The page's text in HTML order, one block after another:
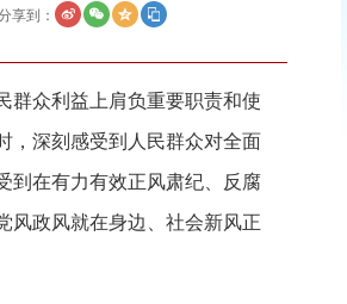
享到：
群众利益上肩负重要职责和使
，深刻感受到人民群众对全面
到在有力有效正风肃纪、反腐
风政风就在身边、社会新风正